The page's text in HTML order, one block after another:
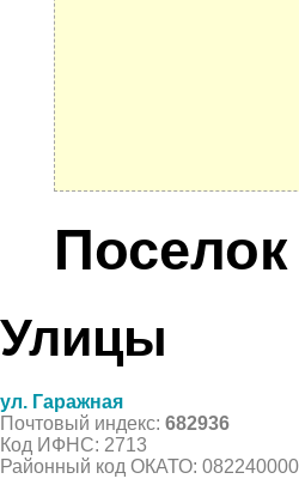
Улицы
ул. Гаражная
Почтовый индекс: 682936
Код ИФНС: 2713
Районный код ОКАТО: